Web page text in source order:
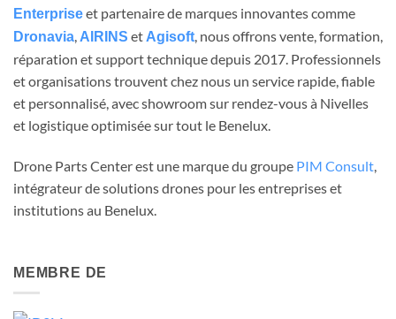
Enterpriseet partenaire de marques innovantes comme
Dronavia, AIRINS et Agisoft, nous offrons vente, formation,
réparation et support technique depuis 2017. Professionnels
et organisations trouvent chez nous un service rapide, fiable
et personnalisé, avec showroom sur rendez-vous à Nivelles
et logistique optimisée sur tout le Benelux.
Drone Parts Center est une marque du groupe PIM Consult,
intégrateur de solutions drones pour les entreprises et
institutions au Benelux.
MEMBRE DE